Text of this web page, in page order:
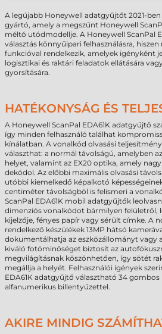
A legújabb Honeywell adatgyűjtőt 2021-
gyártó, amely a megszűnt Honeywell
méltó utódmodellje. A Honeywell ScanPal
választás könnyűipari felhasználásra,
funkcióval rendelkezik, amelyek igényként
logisztikai és raktári feladatok ellátására
gyorsítására.
HATÉKONYSÁG ÉS
A Honeywell ScanPal EDA61K adatgyűjtő
így minden felhasználó találhat
kínálatban. A vonalkód olvasási
választhat: a normál távolságú, amelyben
helyet, valamint az EX20 optika, amely
dekódol. Az előbbi maximális olvasási
utóbbi kiemelkedő képalkotó
centiméter távolságból is felismeri a
ScanPal EDA61K mobil adatgyűjtők
dimenziós vonalkódot bármilyen felületről,
kijelzője, fényes papír vagy sérült címke. A
rendelkező készülékek 13MP hátsó
dokumentálhatja az eszközállományt vagy
kiváló fotóminőséget biztosít az
megvilágításnak köszönhetően, így sötét
megállja a helyét. Felhasználói igények
EDA61K adatgyűjtő választható 34
alfanumerikus billentyűzettel.
AKIRE MINDIG